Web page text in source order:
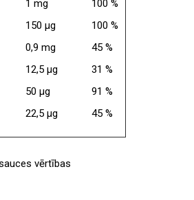
1 mg
150 μg
0,9 mg
12,5 μg
50 μg
22,5 μg
100 %
100 %
45 %
31 %
91 %
45 %
vērtības